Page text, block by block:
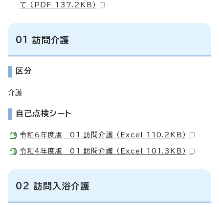
て （PDF 137.2KB）
01 訪問介護
区分
介護
自己点検シート
令和6年度版 01 訪問介護 （Excel 110.2KB）
令和4年度版 01 訪問介護 （Excel 101.3KB）
02 訪問入浴介護